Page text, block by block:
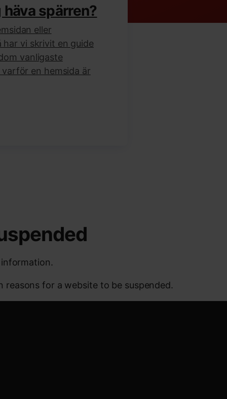
spärren?
eller
vi skrivit en guide
vanligaste
en hemsida är
for a website to be suspended.